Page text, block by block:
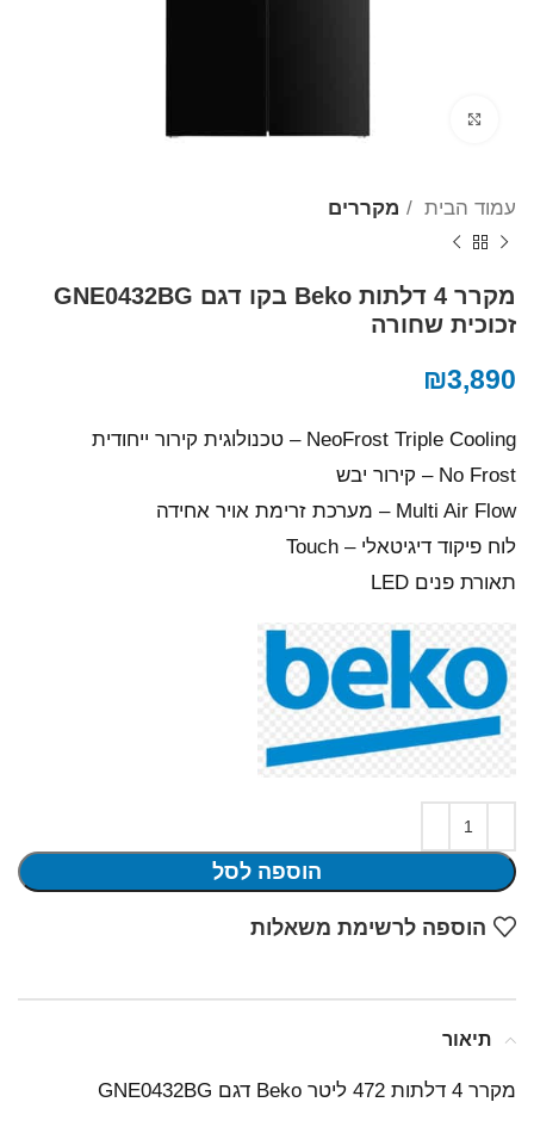
עמוד הבית מקררים
מקרר ‏4 דלתות Beko בקו ‏דגם GNE0432BG
זכוכית שחורה
₪3,890
NeoFrost Triple Cooling – טכנולוגית קירור ייחודית
No Frost – קירור יבש
Multi Air Flow – מערכת זרימת אויר אחידה
לוח פיקוד דיגיטאלי – Touch
תאורת פנים LED
הוספה לסל
הוספה לרשימת משאלות
תיאור
מקרר 4 דלתות 472 ליטר Beko דגם GNE0432BG